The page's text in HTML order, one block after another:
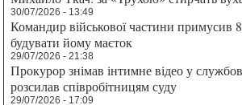
30/07/2026 - 13:49
Командир військової частини примусив
будувати йому маєток
29/07/2026 - 21:38
Прокурор знімав інтимне відео у
розсилав співробітницям суду
29/07/2026 - 17:09